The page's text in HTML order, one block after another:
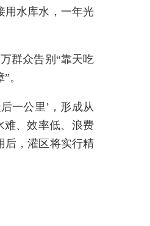
用水库水，一年光
群众告别“靠天吃
。
一公里’，形成从
难、效率低、浪费
后，灌区将实行精